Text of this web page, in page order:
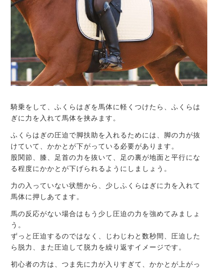
騎乗をして、ふくらはぎを馬体に軽くつけたら、ふくらは
ぎに力を入れて馬体を挟みます。
ふくらはぎの圧迫で脚扶助を入れるためには、脚の力が抜
けていて、かかとが下がっている必要があります。
股関節、膝、足首の力を抜いて、足の裏が地面と平行にな
る程度にかかとが下げられるようにしましょう。
力の入っていない状態から、少しふくらはぎに力を入れて
馬体に押しあてます。
馬の反応がない場合はもう少し圧迫の力を強めてみましょ
う。
ずっと圧迫するのではなく、じわじわと数秒間、圧迫した
ら脱力、また圧迫して脱力を繰り返すイメージです。
初心者の方は、つま先に力が入りすぎて、かかとが上がっ